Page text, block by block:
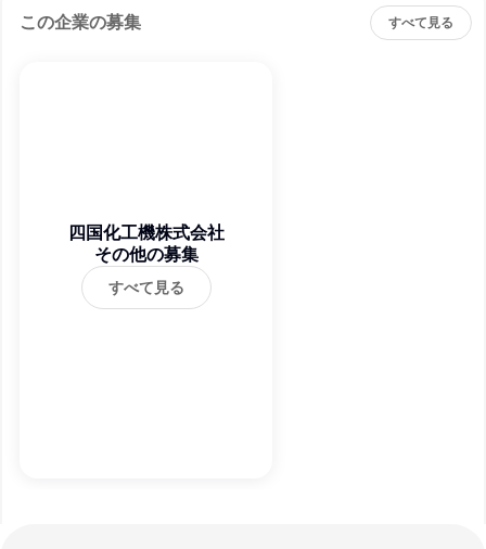
この企業の募集 すべて見る
四国化工機株式会社
その他の募集
すべて見る